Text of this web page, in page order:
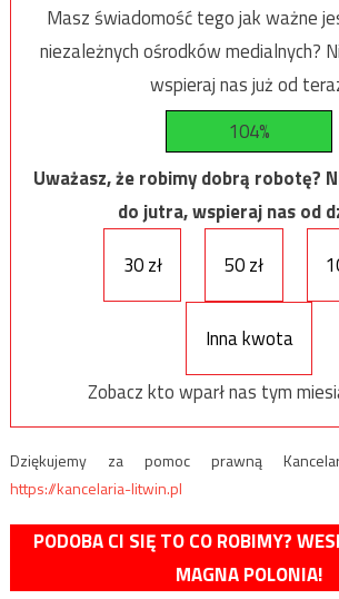
Masz świadomość tego jak ważne
niezależnych ośrodków medialnych?
wspieraj nas już od
104%
Uważasz, że robimy dobrą robotę?
do jutra, wspieraj nas od
30 zł
50 zł
Inna kwota
Zobacz kto wparł nas tym
Dziękujemy za pomoc prawną
https://kancelaria-litwin.pl
PODOBA CI SIĘ TO CO ROBIMY?
MAGNA POLONIA!